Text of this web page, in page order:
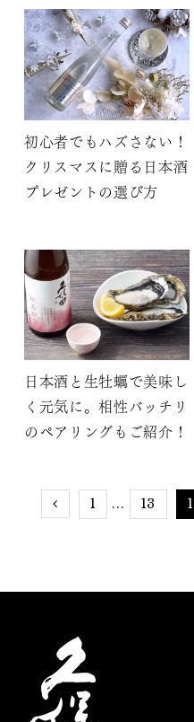
初心者でもハズさない！
クリスマスに贈る日本酒
プレゼントの選び方
日本酒と生牡蠣で美味し
く元気に。相性バッチリ
のペアリングもご紹介！
1 ... 13